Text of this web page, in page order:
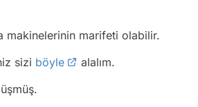
makinelerinin marifeti olabilir.
sizi böyle
alalım.